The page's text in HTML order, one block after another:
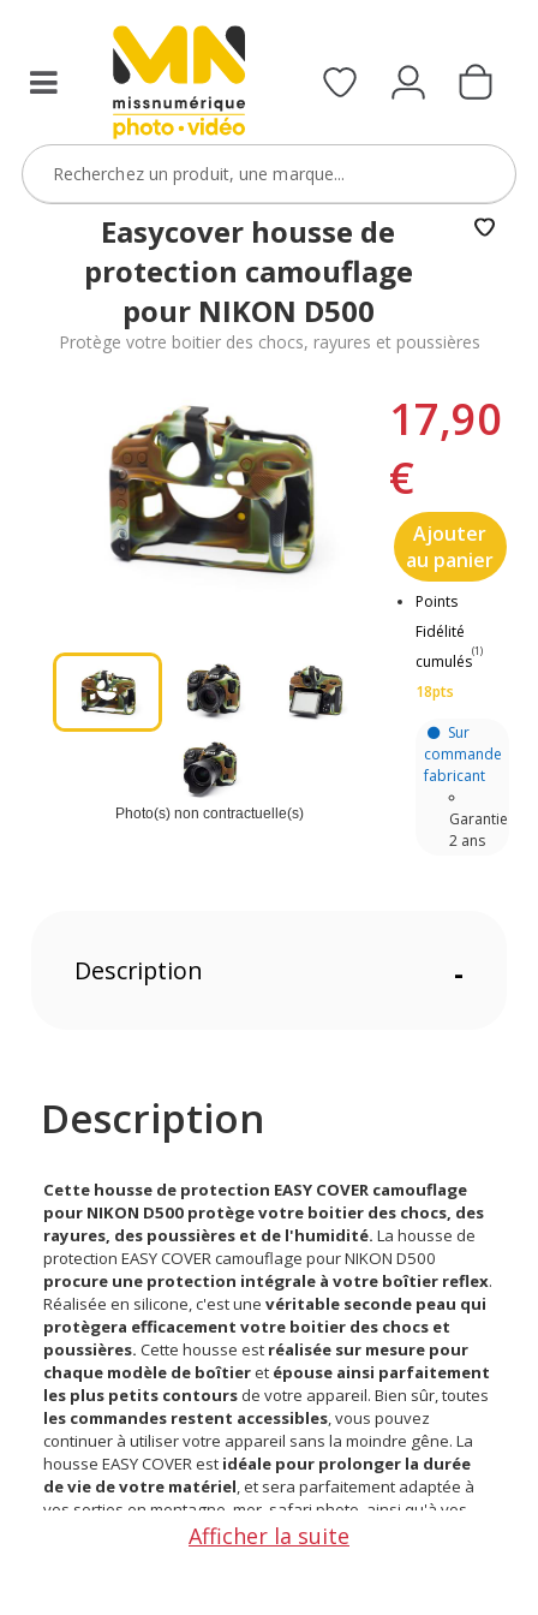
Easycover housse de
protection camouflage
pour NIKON D500
Protège votre boitier des chocs, rayures et poussières
Photo(s) non contractuelle(s)
17,90
€
Ajouter
au panier
Points
Fidélité
cumulés
(1)
18pts
Sur
commande
fabricant
Garantie
2 ans
Description -
Description
Cette housse de protection EASY COVER camouflage
pour NIKON D500 protège votre boitier des chocs, des
rayures, des poussières et de l'humidité. La housse de
protection EASY COVER camouflage pour NIKON D500
procure une protection intégrale à votre boîtier reflex.
Réalisée en silicone, c'est unevéritable seconde peau qui
protègera efficacement votre boitier des chocs et
poussières. Cette housse est réalisée sur mesure pour
chaque modèle de boîtieret épouse ainsi parfaitement
les plus petits contours de votre appareil. Bien sûr, toutes
les commandes restent accessibles, vous pouvez
continuer à utiliser votre appareil sans la moindre gêne. La
housse EASY COVER est idéale pour prolonger la durée
de vie de votre matériel, et sera parfaitement adaptée à
vos sorties en montagne, mer, safari photo, ainsi qu'à vos
excursions en tout terrain, sur sol poussiéreux ...
Afficher la suite